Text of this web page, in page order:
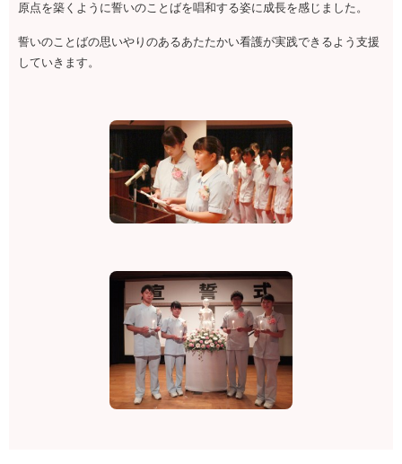
原点を築くように誓いのことばを唱和する姿に成長を感じました。
誓いのことばの思いやりのあるあたたかい看護が実践できるよう支援
していきます。